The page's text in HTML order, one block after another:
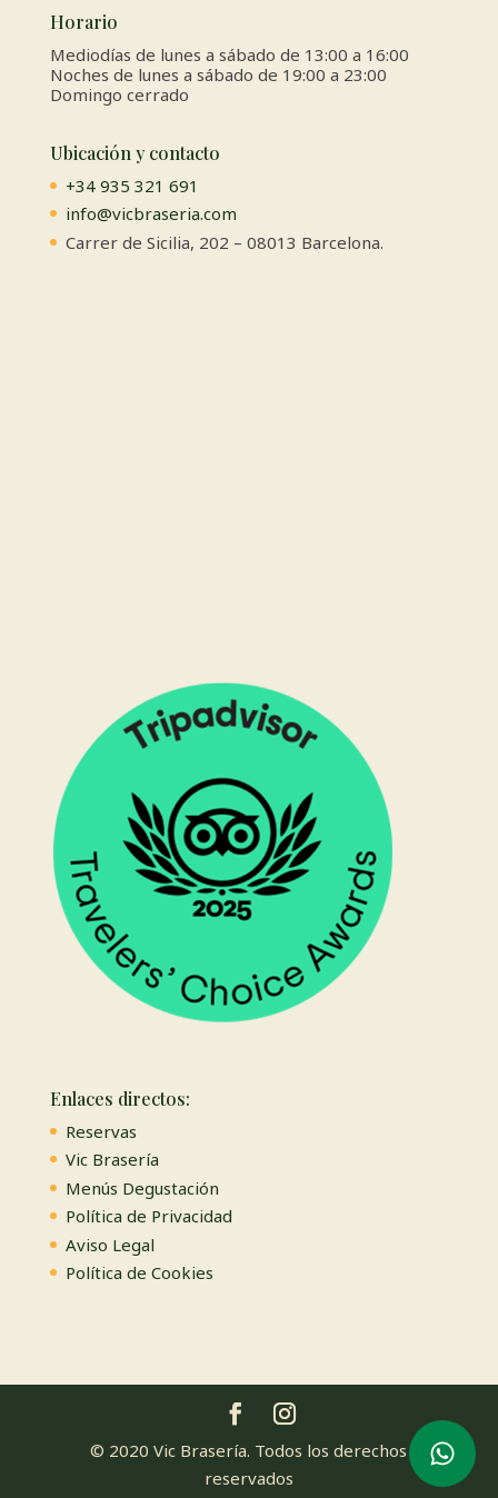
Horario
Mediodías de lunes a sábado de 13:00 a 16:00
Noches de lunes a sábado de 19:00 a 23:00
Domingo cerrado
Ubicación y contacto
+34 935 321 691
info@vicbraseria.com
Carrer de Sicilia, 202 – 08013 Barcelona.
Enlaces directos:
Reservas
Vic Brasería
Menús Degustación
Política de Privacidad
Aviso Legal
Política de Cookies
© 2020 Vic Brasería. Todos los derechos
reservados